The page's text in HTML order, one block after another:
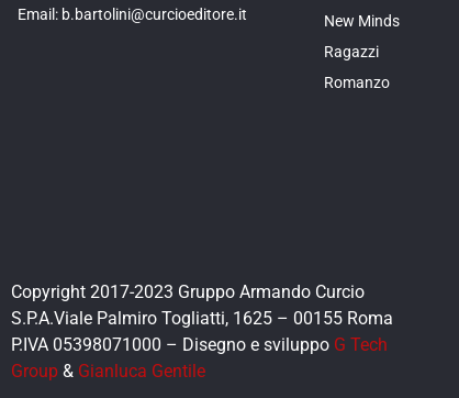
Email: b.bartolini@curcioeditore.it
New Minds
Ragazzi
Romanzo
Copyright 2017-2023 Gruppo Armando Curcio
S.P.A.Viale Palmiro Togliatti, 1625 – 00155 Roma
P.IVA 05398071000 – Disegno e sviluppo G Tech
Group & Gianluca Gentile